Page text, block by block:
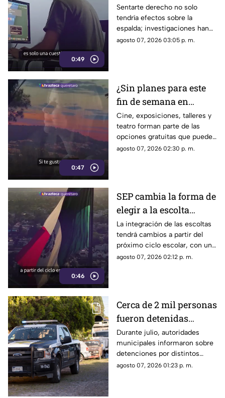
0:49
la que pasas el día
podría influir
Sentarte derecho no solo
tendría efectos sobre la
espalda; investigaciones han
encontrado una posible
agosto 07, 2026 03:05 p. m.
0:47
¿Sin planes para este
fin de semana en
Querétaro? No te
puedes perder estas
actividades
GRATUITAS
Cine, exposiciones, talleres y
teatro forman parte de las
opciones gratuitas que puedes
encontrar este fin de semana
agosto 07, 2026 02:30 p. m.
0:46
SEP cambia la forma de
elegir a la escolta
escolar para el ciclo
2026-2027
La integración de las escoltas
tendrá cambios a partir del
próximo ciclo escolar, con un
modelo que busca ampliar la
agosto 07, 2026 02:12 p. m.
Cerca de 2 mil personas
fueron detenidas
durante Julio en
Querétaro; estos fueron
los principales motivos
Durante julio, autoridades
municipales informaron sobre
detenciones por distintos
delitos y faltas administrativas.
agosto 07, 2026 01:23 p. m.